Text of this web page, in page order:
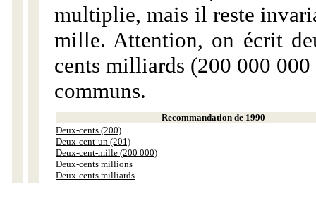
multiplie, mais il reste
mille. Attention, on écrit
cents milliards (200 000
communs.
Recommandation de 1990
Deux-cents (200)
Deux-cent-un (201)
Deux-cent-mille (200 000)
Deux-cents millions
Deux-cents milliards